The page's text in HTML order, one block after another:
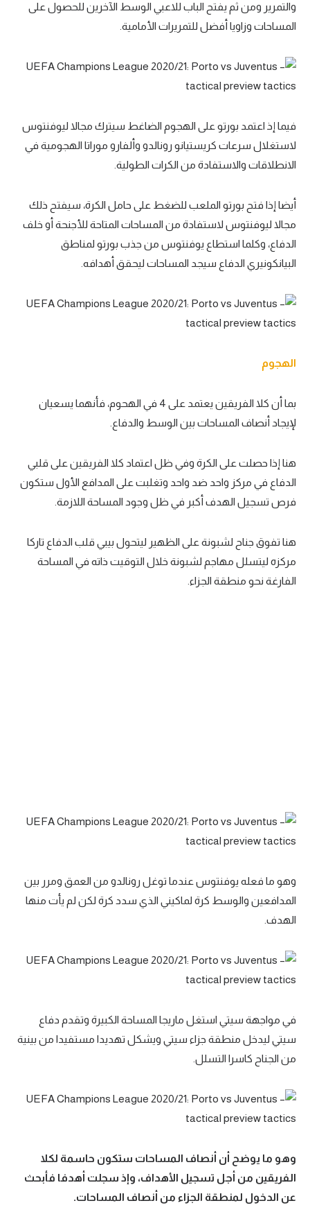
والتمرير ومن ثم يفتح الباب للاعبي الوسط الآخرين للحصول على
المساحات وزاويا أفضل للتمريرات الأمامية.
فيما إذ اعتمد بورتو على الهجوم الضاغط سيترك مجالا ليوفنتوس
لاستغلال سرعات كريستيانو رونالدو وألفارو موراتا الهجومية في
الانطلاقات والاستفادة من الكرات الطولية.
أيضا إذا فتح بورتو الملعب للضغط على حامل الكرة، سيفتح ذلك
مجالا ليوفنتوس لاستفادة من المساحات المتاحة للأجنحة أو خلف
الدفاع، وكلما استطاع يوفنتوس من جذب بورتو لمناطق
البيانكونيري الدفاع سيجد المساحات ليحقق أهدافه.
الهجوم
بما أن كلا الفريقين يعتمد على 4 في الهحوم، فأنهما يسعيان
لإيجاد أنصاف المساحات بين الوسط والدفاع.
هنا إذا حصلت على الكرة وفي ظل اعتماد كلا الفريقين على قلبي
الدفاع في مركز واحد ضد واحد وتغلبت على المدافع الأول ستكون
فرص تسجيل الهدف أكبر في ظل وجود المساحة اللازمة.
هنا تفوق جناح لشبونة على الظهير ليتحول بيبي قلب الدفاع تاركا
مركزه ليتسلل مهاجم لشبونة خلال التوقيت ذاته في المساحة
الفارغة نحو منطقة الجزاء.
وهو ما فعله يوفنتوس عندما توغل رونالدو من العمق ومرر بين
المدافعين والوسط كرة لماكيني الذي سدد كرة لكن لم يأت منها
الهدف.
في مواجهة سيتي استغل ماريجا المساحة الكبيرة وتقدم دفاع
سيتي ليدخل منطقة جزاء سيتي ويشكل تهديدا مستفيدا من بينية
من الجناح كاسرا التسلل.
وهو ما يوضح أن أنصاف المساحات ستكون حاسمة لكلا
الفريقين من أجل تسجيل الأهداف، وإذ سجلت أهدفا فأبحث
عن الدخول لمنطقة الجزاء من أنصاف المساحات.